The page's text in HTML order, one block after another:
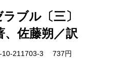
ブル〔三〕
、佐藤朔／訳
10-211703-3 737円